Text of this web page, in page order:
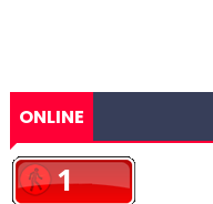
ONLINE